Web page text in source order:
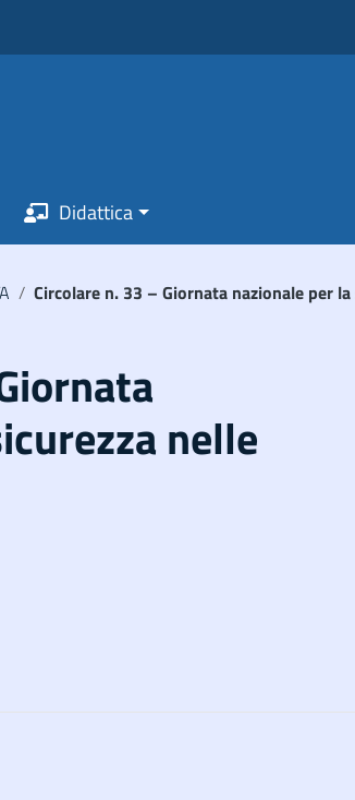
Didattica
/ Circolare n. 33 – Giornata nazionale per
nelle